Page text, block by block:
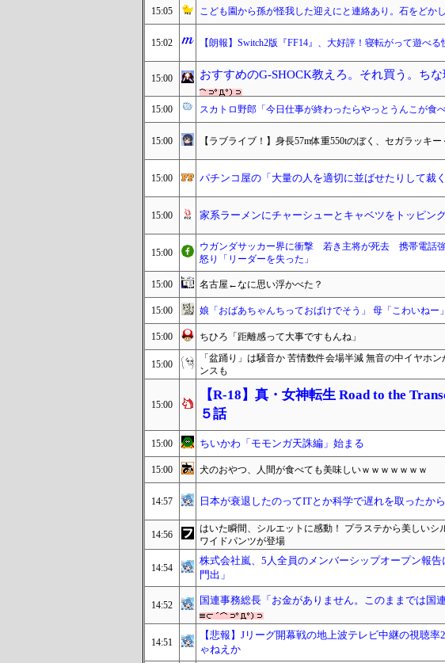
15:05 こども園から孫が怪我した迎えにと連絡あり。石をどか
15:02 【朗報】Switch2版『FF14』、大好評！寝転がって遊べ
15:00 おすすめのG-SHOCK教えろ。それ買う。ち
15:00 スカトロ野郎「今日仕事が終わったらやっとうんこが
15:00 【ラブライブ！】身長57m体重550tのぼく、セガラッキ
15:00 パチンコ屋の「大量の人を適切に並ばせたりして裁
15:00 家系ラーメンにチャーシューとキャベツをトッピン
15:00
ウガンダサッカー界に衝撃 若き主将が死去 携帯電話
怒り「リーダーを失った」
15:00 名古屋←なに思い浮かべた？
15:00 娘「おばあちゃんちっておばけでそう」 母「こわいねー」
15:00 ちひろ「距離感って大事ですもんね」
15:00
「盆踊り」は騒音か 苦情数件会場半減 無音の中イヤホ
ンスも
15:00
【R-18】真・女神転生 Road to the
５話
15:00 ちいかわ「モモンガ天誅編」始まる
15:00 犬のおやつ、人間が食べても美味しいｗｗｗｗｗｗｗ
14:57 日本が衰退したのってITとか科学で遅れを取ったか
14:56
はいた瞬間、シルエットに感動！ プラステから美しいシ
ワイドパンツが登場
14:54
株式会社嵐、5人全員のメンバーシップオープン報
門出」
14:52 国連事務総長「お金がありません。このままでは国
14:51
【悲報】Jリーグ開幕戦の地上波テレビ中継の視聴
ゃねえか